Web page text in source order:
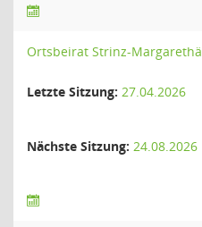
Ortsbeirat Strinz-Margarethä
Letzte Sitzung: 27.04.2026
Nächste Sitzung: 24.08.2026